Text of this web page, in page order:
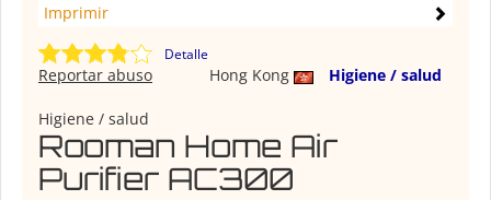
Imprimir
Detalle
Hong Kong Higiene / salud
Reportar abuso
Higiene / salud
Rooman Home Air
Purifier AC300